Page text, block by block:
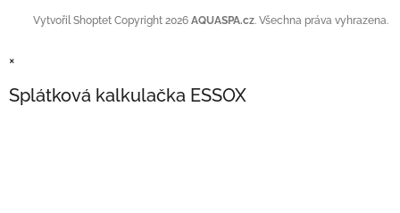
Vytvořil Shoptet Copyright 2026 AQUASPA.cz. Všechna práva vyhrazena.
×
Splátková kalkulačka ESSOX